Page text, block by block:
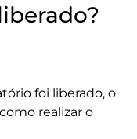
foi liberado, o
realizar o